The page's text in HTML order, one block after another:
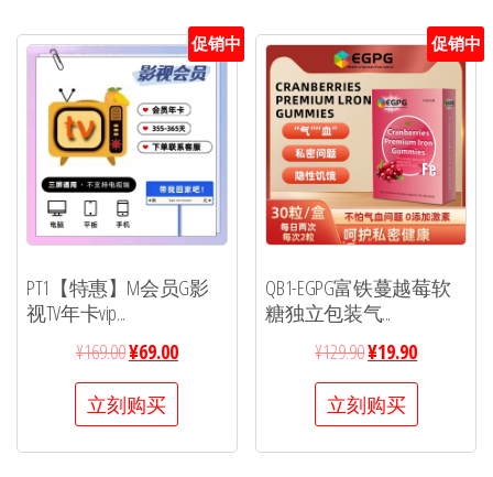
促销中
PT1【特惠】M会员G影
视TV年卡vip...
¥169.00¥69.00
立刻购买
促销中
QB1-EGPG富铁蔓越莓软
糖独立包装气...
¥129.90¥19.90
立刻购买